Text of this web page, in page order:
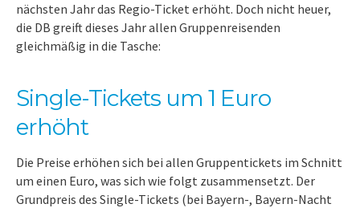
nächsten Jahr das Regio-Ticket erhöht. Doch nicht heuer,
die DB greift dieses Jahr allen Gruppenreisenden
gleichmäßig in die Tasche:
Single-Tickets um 1 Euro
erhöht
Die Preise erhöhen sich bei allen Gruppentickets im Schnitt
um einen Euro, was sich wie folgt zusammensetzt. Der
Grundpreis des Single-Tickets (bei Bayern-, Bayern-Nacht